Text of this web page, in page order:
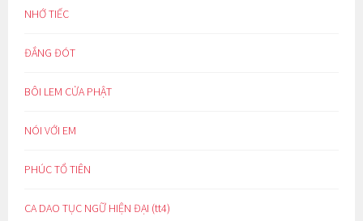
NHỚ TIẾC
ĐẮNG ĐÓT
BÔI LEM CỬA PHẬT
NÓI VỚI EM
PHÚC TỔ TIÊN
CA DAO TỤC NGỮ HIỆN ĐẠI (tt4)